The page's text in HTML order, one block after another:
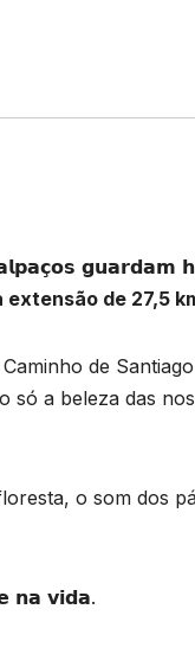
𝗴𝘂𝗮𝗿𝗱𝗮𝗺
extensão de 27,5
de
a beleza das
o som dos
𝗻𝗮 𝘃𝗶𝗱𝗮.